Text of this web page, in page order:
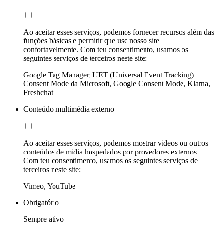
Ao aceitar esses serviços, podemos fornecer recursos além das
funções básicas e permitir que use nosso site
confortavelmente. Com teu consentimento, usamos os
seguintes serviços de terceiros neste site:
Google Tag Manager, UET (Universal Event Tracking)
Consent Mode da Microsoft, Google Consent Mode, Klarna,
Freshchat
Conteúdo multimédia externo
Ao aceitar esses serviços, podemos mostrar vídeos ou outros
conteúdos de mídia hospedados por provedores externos.
Com teu consentimento, usamos os seguintes serviços de
terceiros neste site:
Vimeo, YouTube
Obrigatório
Sempre ativo